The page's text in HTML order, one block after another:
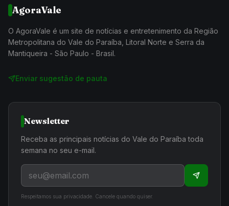
AgoraVale
O AgoraVale é um site de notícias e entretenimento da Região
Metropolitana do Vale do Paraíba, Litoral Norte e Serra da
Mantiqueira - São Paulo - Brasil.
Enviar sugestão de pauta
Newsletter
Receba as principais notícias do Vale do Paraíba toda
semana no seu e-mail.
Respeitamos sua privacidade. Cancele quando quiser.